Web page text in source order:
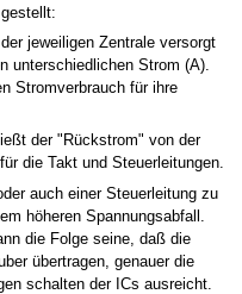
jeweiligen Zentrale versorgt
unterschiedlichen Strom (A).
Stromverbrauch für ihre
der "Rückstrom" von der
die Takt und Steuerleitungen.
auch einer Steuerleitung zu
höheren Spannungsabfall.
die Folge seine, daß die
übertragen, genauer die
schalten der ICs ausreicht.